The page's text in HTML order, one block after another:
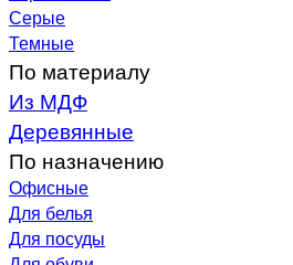
Серые
Темные
По материалу
Из МДФ
Деревянные
По назначению
Офисные
Для белья
Для посуды